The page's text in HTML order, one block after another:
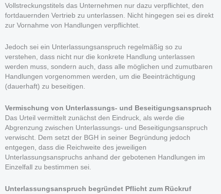
Vollstreckungstitels das Unternehmen nur dazu verpflichtet, den
fortdauernden Vertrieb zu unterlassen. Nicht hingegen sei es direkt
zur Vornahme von Handlungen verpflichtet.
Jedoch sei ein Unterlassungsanspruch regelmäßig so zu
verstehen, dass nicht nur die konkrete Handlung unterlassen
werden muss, sondern auch, dass alle möglichen und zumutbaren
Handlungen vorgenommen werden, um die Beeinträchtigung
(dauerhaft) zu beseitigen.
Vermischung von Unterlassungs- und Beseitigungsanspruch
Das Urteil vermittelt zunächst den Eindruck, als werde die
Abgrenzung zwischen Unterlassungs- und Beseitigungsanspruch
verwischt. Dem setzt der BGH in seiner Begründung jedoch
entgegen, dass die Reichweite des jeweiligen
Unterlassungsanspruchs anhand der gebotenen Handlungen im
Einzelfall zu bestimmen sei.
Unterlassungsanspruch begründet Pflicht zum Rückruf